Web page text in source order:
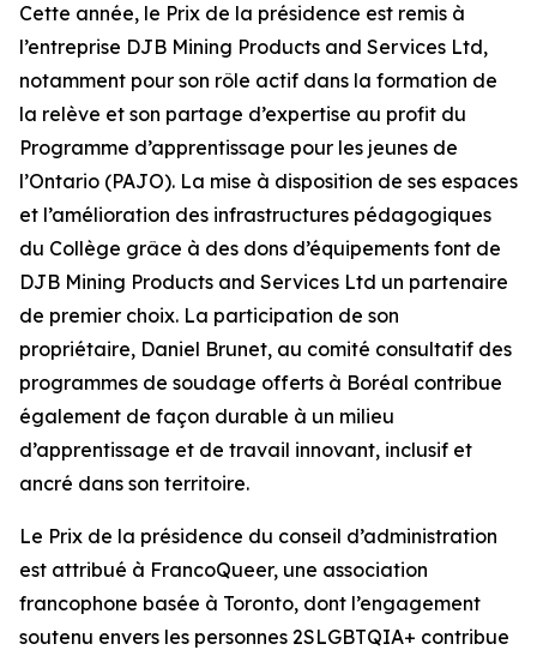
Cette année, le Prix de la présidence est remis à
l’entreprise DJB Mining Products and Services Ltd,
notamment pour son rôle actif dans la formation de
la relève et son partage d’expertise au profit du
Programme d’apprentissage pour les jeunes de
l’Ontario (PAJO). La mise à disposition de ses espaces
et l’amélioration des infrastructures pédagogiques
du Collège grâce à des dons d’équipements font de
DJB Mining Products and Services Ltd un partenaire
de premier choix. La participation de son
propriétaire, Daniel Brunet, au comité consultatif des
programmes de soudage offerts à Boréal contribue
également de façon durable à un milieu
d’apprentissage et de travail innovant, inclusif et
ancré dans son territoire.
Le Prix de la présidence du conseil d’administration
est attribué à FrancoQueer, une association
francophone basée à Toronto, dont l’engagement
soutenu envers les personnes 2SLGBTQIA+ contribue